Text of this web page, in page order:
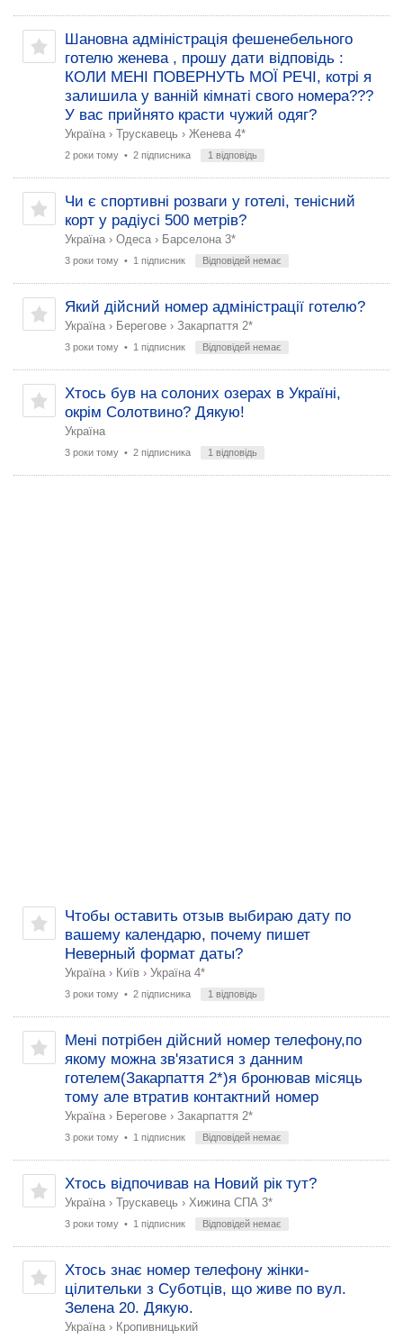
Шановна адміністрація фешенебельного
готелю женева , прошу дати відповідь :
КОЛИ МЕНІ ПОВЕРНУТЬ МОЇ РЕЧІ, котрі я
залишила у ванній кімнаті свого номера???
У вас прийнято красти чужий одяг?
Україна › Трускавець › Женева 4*
2 роки тому • 2 підписника 1 відповідь
Чи є спортивні розваги у готелі, тенісний
корт у радіусі 500 метрів?
Україна › Одеса › Барселона 3*
3 роки тому • 1 підписник Відповідей немає
Який дійсний номер адміністрації готелю?
Україна › Берегове › Закарпаття 2*
3 роки тому • 1 підписник Відповідей немає
Хтось був на солоних озерах в Україні,
окрім Солотвино? Дякую!
Україна
3 роки тому • 2 підписника 1 відповідь
Чтобы оставить отзыв выбираю дату по
вашему календарю, почему пишет
Неверный формат даты?
Україна › Київ › Україна 4*
3 роки тому • 2 підписника 1 відповідь
Мені потрібен дійсний номер телефону,по
якому можна зв'язатися з данним
готелем(Закарпаття 2*)я бронював місяць
тому але втратив контактний номер
Україна › Берегове › Закарпаття 2*
3 роки тому • 1 підписник Відповідей немає
Хтось відпочивав на Новий рік тут?
Україна › Трускавець › Хижина СПА 3*
3 роки тому • 1 підписник Відповідей немає
Хтось знає номер телефону жінки-
цілительки з Суботців, що живе по вул.
Зелена 20. Дякую.
Україна › Кропивницький